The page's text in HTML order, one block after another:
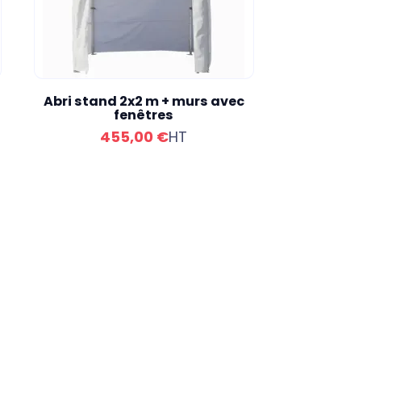
Abri stand 2x2 m + murs avec
fenêtres
455,00 €HT